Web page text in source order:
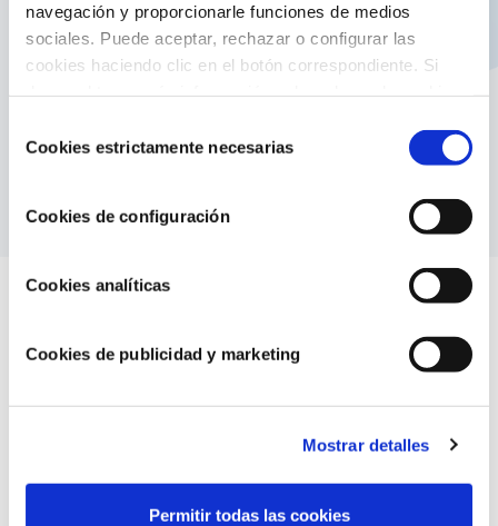
navegación y proporcionarle funciones de medios
sociales. Puede aceptar, rechazar o configurar las
cookies haciendo clic en el botón correspondiente. Si
footer de este sitio web.
deCookies estrictamente necesarias
Cookies de configuración
Cookies analíticas
Cookies de publicidad y marketing
Mostrar detalles
Permitir todas las cookies
Facilita la limpieza dentro de la piscina gracias a
su flexibilidad
Compatible con limpiafondos de aspiración
terminales color blanco
Contenido relacionado